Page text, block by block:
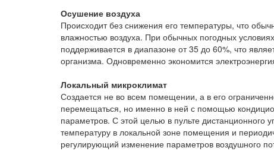
Осушение воздуха
Происходит без снижения его температуры, что
влажностью воздуха. При обычных погодных
поддерживается в диапазоне от 35 до 60%, что
организма. Одновременно экономится
Локальный микроклимат
Создается не во всем помещении, а в его
перемещаться, но именно в ней с помощью
параметров. С этой целью в пульте
температуру в локальной зоне помещения и
регулирующий изменение параметров воздушного